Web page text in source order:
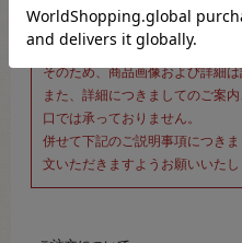
こちらのページは、店頭にてあ
をご確認いただいた上でご注文い
そのため、商品画像および詳細
また、詳細につきましてのご案
口では承っておりません。
併せて下記のご説明事項につき
文いただきますようお願いいたし